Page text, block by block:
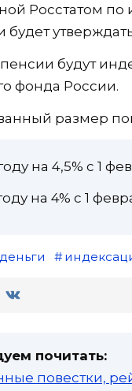
Росстатом по
будет
будут
фонда России.
размер
на 4,5% с 1
на 4% с 1
деньги
почитать:
повестки,